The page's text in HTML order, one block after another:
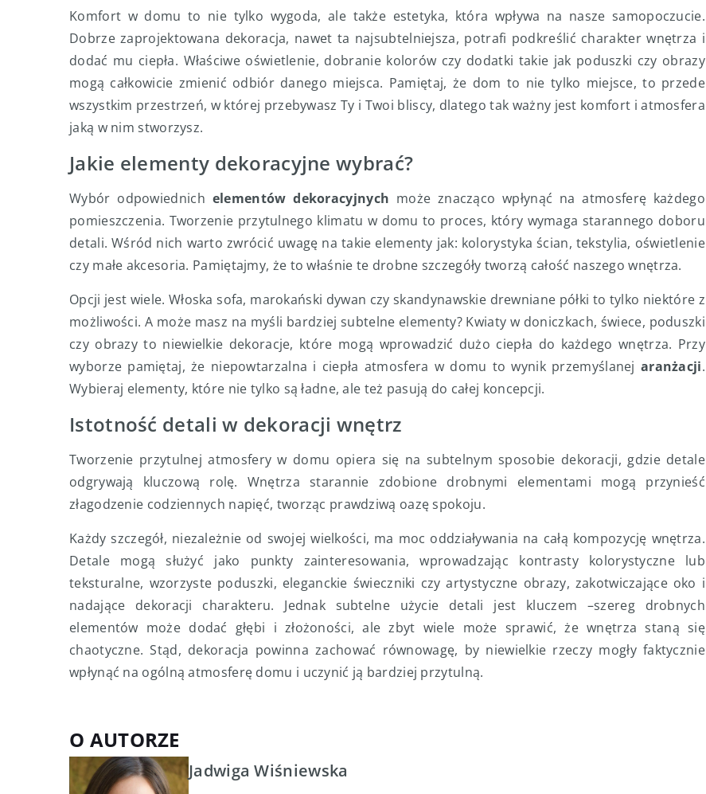
Komfort w domu to nie tylko wygoda, ale także estetyka, która wpływa na nasze samopoczucie.
Dobrze zaprojektowana dekoracja, nawet ta najsubtelniejsza, potrafi podkreślić charakter wnętrza i
dodać mu ciepła. Właściwe oświetlenie, dobranie kolorów czy dodatki takie jak poduszki czy obrazy
mogą całkowicie zmienić odbiór danego miejsca. Pamiętaj, że dom to nie tylko miejsce, to przede
wszystkim przestrzeń, w której przebywasz Ty i Twoi bliscy, dlatego tak ważny jest komfort i atmosfera
jaką w nim stworzysz.
Jakie elementy dekoracyjne wybrać?
Wybór odpowiednich elementów dekoracyjnych może znacząco wpłynąć na atmosferę każdego
pomieszczenia. Tworzenie przytulnego klimatu w domu to proces, który wymaga starannego doboru
detali. Wśród nich warto zwrócić uwagę na takie elementy jak: kolorystyka ścian, tekstylia, oświetlenie
czy małe akcesoria. Pamiętajmy, że to właśnie te drobne szczegóły tworzą całość naszego wnętrza.
Opcji jest wiele. Włoska sofa, marokański dywan czy skandynawskie drewniane półki to tylko niektóre z
możliwości. A może masz na myśli bardziej subtelne elementy? Kwiaty w doniczkach, świece, poduszki
czy obrazy to niewielkie dekoracje, które mogą wprowadzić dużo ciepła do każdego wnętrza. Przy
wyborze pamiętaj, że niepowtarzalna i ciepła atmosfera w domu to wynik przemyślanej aranżacji.
Wybieraj elementy, które nie tylko są ładne, ale też pasują do całej koncepcji.
Istotność detali w dekoracji wnętrz
Tworzenie przytulnej atmosfery w domu opiera się na subtelnym sposobie dekoracji, gdzie detale
odgrywają kluczową rolę. Wnętrza starannie zdobione drobnymi elementami mogą przynieść
złagodzenie codziennych napięć, tworząc prawdziwą oazę spokoju.
Każdy szczegół, niezależnie od swojej wielkości, ma moc oddziaływania na całą kompozycję wnętrza.
Detale mogą służyć jako punkty zainteresowania, wprowadzając kontrasty kolorystyczne lub
teksturalne, wzorzyste poduszki, eleganckie świeczniki czy artystyczne obrazy, zakotwiczające oko i
nadające dekoracji charakteru. Jednak subtelne użycie detali jest kluczem –szereg drobnych
elementów może dodać głębi i złożoności, ale zbyt wiele może sprawić, że wnętrza staną się
chaotyczne. Stąd, dekoracja powinna zachować równowagę, by niewielkie rzeczy mogły faktycznie
wpłynąć na ogólną atmosferę domu i uczynić ją bardziej przytulną.
O AUTORZE
Jadwiga Wiśniewska